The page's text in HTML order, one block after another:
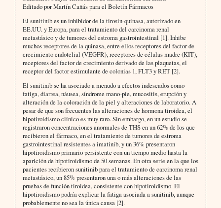
Editado por Martín Cañás para el Boletín Fármacos
El sunitinib es un inhibidor de la tirosín-quinasa, autorizado en
EE.UU. y Europa, para el tratamiento del carcinoma renal
metastásico y de tumores del estroma gastrointestinal [1]. Inhibe
muchos receptores de la quinasa, entre ellos receptores del factor de
crecimiento endotelial (VEGFR), receptores de células madre (KIT),
receptores del factor de crecimiento derivado de las plaquetas, el
receptor del factor estimulante de colonias 1, FLT3 y RET [2].
El sunitinib se ha asociado a menudo a efectos indeseados como
fatiga, diarrea, náusea, síndrome mano-pie, mucositis, erupción y
alteración de la coloración de la piel y alteraciones de laboratorio. A
pesar de que son frecuentes las alteraciones de hormona tiroidea, el
hipotiroidismo clínico es muy raro. Sin embargo, en un estudio se
registraron concentraciones anormales de THS en un 62% de los que
recibieron el fármaco, en el tratamiento de tumores de estroma
gastrointestinal resistentes a imatinib, y un 36% presentaron
hipotiroidismo primario persistente con un tiempo medio hasta la
aparición de hipotiroidismo de 50 semanas. En otra serie en la que los
pacientes recibieron sunitinib para el tratamiento de carcinoma renal
metastásico, un 85% presentaron una o más alteraciones de las
pruebas de función tiroidea, consistente con hipotiroidismo. El
hipotiroidismo podría explicar la fatiga asociada a sunitinib, aunque
probablemente no sea la única causa [2].